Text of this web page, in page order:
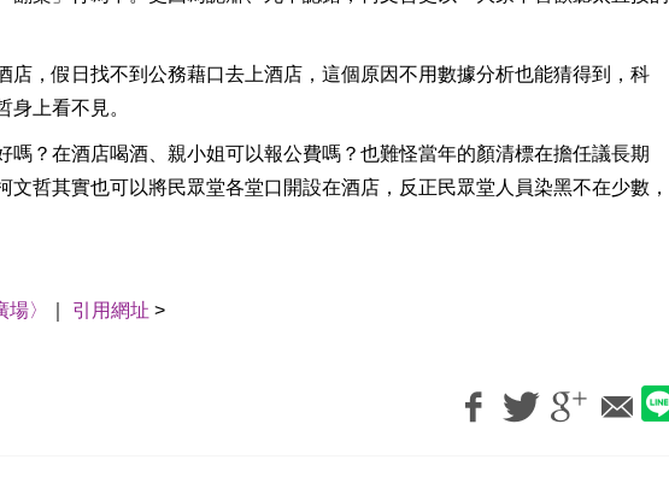
店，假日找不到公務藉口去上酒店，這個原因不用數據分析也能猜得到，科
身上看不見。
嗎？在酒店喝酒、親小姐可以報公費嗎？也難怪當年的顏清標在擔任議長期
文哲其實也可以將民眾堂各堂口開設在酒店，反正民眾堂人員染黑不在少數，
〉 引用網址 >